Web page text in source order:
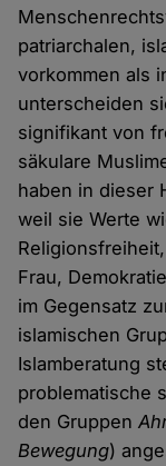
patriarchalen,
vorkommen als
unterscheiden
signifikant von
säkulare
haben in dieser
weil sie Werte
Frau,
im Gegensatz
islamischen
Islamberatung
problematische
den Gruppen
Bewegung)